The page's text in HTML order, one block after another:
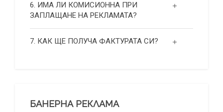
6. ИМА ЛИ КОМИСИОННА ПРИ
ЗАПЛАЩАНЕ НА РЕКЛАМАТА?
7. КАК ЩЕ ПОЛУЧА ФАКТУРАТА СИ?
БАНЕРНА РЕКЛАМА